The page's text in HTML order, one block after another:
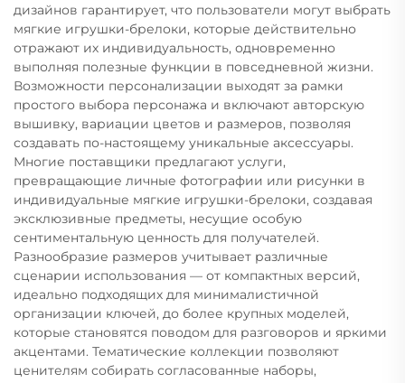
дизайнов гарантирует, что пользователи могут выбрать
мягкие игрушки-брелоки, которые действительно
отражают их индивидуальность, одновременно
выполняя полезные функции в повседневной жизни.
Возможности персонализации выходят за рамки
простого выбора персонажа и включают авторскую
вышивку, вариации цветов и размеров, позволяя
создавать по-настоящему уникальные аксессуары.
Многие поставщики предлагают услуги,
превращающие личные фотографии или рисунки в
индивидуальные мягкие игрушки-брелоки, создавая
эксклюзивные предметы, несущие особую
сентиментальную ценность для получателей.
Разнообразие размеров учитывает различные
сценарии использования — от компактных версий,
идеально подходящих для минималистичной
организации ключей, до более крупных моделей,
которые становятся поводом для разговоров и яркими
акцентами. Тематические коллекции позволяют
ценителям собирать согласованные наборы,